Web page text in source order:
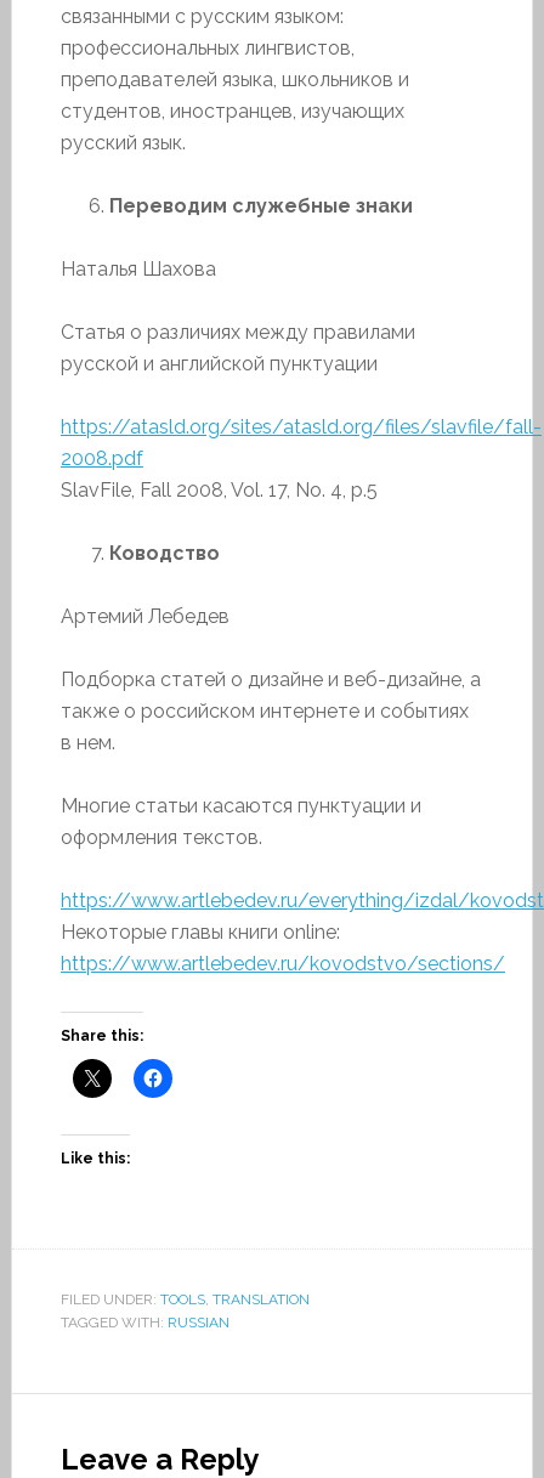
связанными с русским языком:
профессиональных лингвистов,
преподавателей языка, школьников и
студентов, иностранцев, изучающих
русский язык.
Переводим служебные знаки
Наталья Шахова
Статья о различиях между правилами
русской и английской пунктуации
https://atasld.org/sites/atasld.org/files/slavfile/fall-
2008.pdf
SlavFile, Fall 2008, Vol. 17, No. 4, p.5
Ководство
Артемий Лебедев
Подборка статей о дизайне и веб-дизайне, а
также о российском интернете и событиях
в нем.
Многие статьи касаются пунктуации и
оформления текстов.
https://www.artlebedev.ru/everything/izdal/
Некоторые главы книги online:
https://www.artlebedev.ru/kovodstvo/sections/
Share this:
Like this:
FILED UNDER: TOOLS, TRANSLATION
TAGGED WITH: RUSSIAN
Leave a Reply